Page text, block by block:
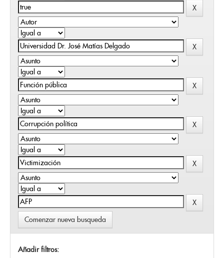
Comenzar nueva busqueda
Añadir filtros: